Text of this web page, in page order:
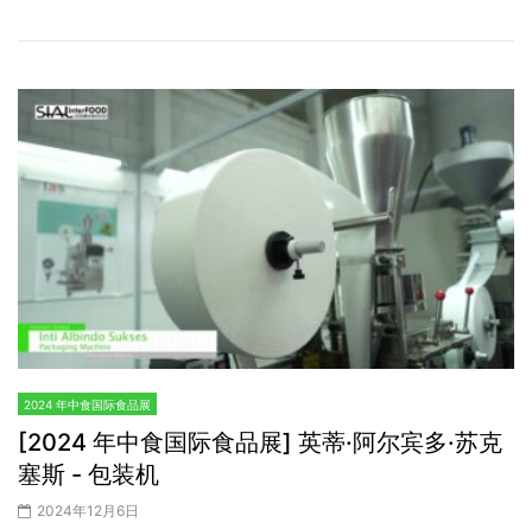
2024 年中食国际食品展
[2024 年中食国际食品展] 英蒂·阿尔宾多·苏克
塞斯 - 包装机
2024年12月6日